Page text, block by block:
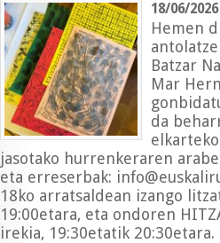
18/06/2026
Hemen
Batzar
Mar
da
jasotako hurrenkeraren
eta erreserbak:
18ko arratsaldean izango
19:00etara, eta ondoren
irekia, 19:30etatik